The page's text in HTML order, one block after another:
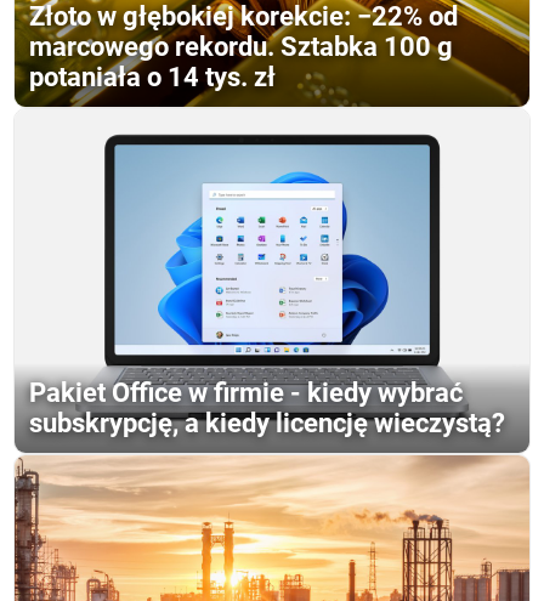
Złoto w głębokiej korekcie: −22% od
marcowego rekordu. Sztabka 100 g
potaniała o 14 tys. zł
Pakiet Office w firmie - kiedy wybrać
subskrypcję, a kiedy licencję wieczystą?